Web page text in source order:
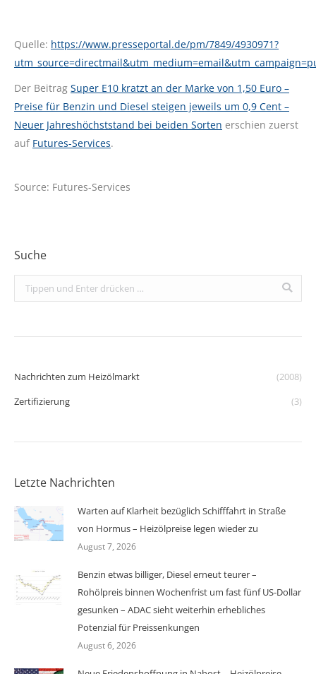
Quelle: https://www.presseportal.de/pm/7849/4930971?
Der Beitrag Super E10 kratzt an der Marke von 1,50 Euro –
Preise für Benzin und Diesel steigen jeweils um 0,9 Cent –
Neuer Jahreshöchststand bei beiden Sorten erschien zuerst
auf Futures-Services.
Source: Futures-Services
Suche
Search:
Nachrichten zum Heizölmarkt
(2008)
Zertifizierung
(3)
Letzte Nachrichten
Warten auf Klarheit bezüglich Schifffahrt in Straße
von Hormus – Heizölpreise legen wieder zu
August 7, 2026
Benzin etwas billiger, Diesel erneut teurer –
Rohölpreis binnen Wochenfrist um fast fünf US-Dollar
gesunken – ADAC sieht weiterhin erhebliches
Potenzial für Preissenkungen
August 6, 2026